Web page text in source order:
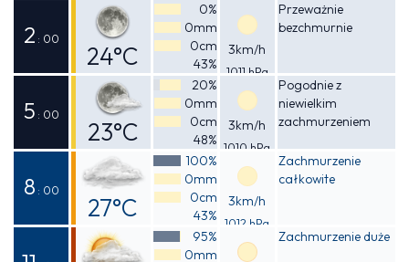
2 : 00
24°C
Odczuwalna
24°C
0%
0mm
0cm
43%
3km/h
1011 hPa
Przeważnie
bezchmurnie
5 : 00
23°C
Odczuwalna
23°C
20%
0mm
0cm
48%
3km/h
1010 hPa
Pogodnie z
niewielkim
zachmurzeniem
8 : 00
27°C
Odczuwalna
27°C
100%
0mm
0cm
43%
3km/h
1012 hPa
Zachmurzenie
całkowite
95%
0mm
Zachmurzenie duże